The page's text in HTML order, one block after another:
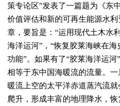
策专论区”发表了一篇题为《东
价值评估和新的可再生能源水
章，要旨是：“运用现代土木水
海洋运河”，“恢复胶莱海峡在
功能”。如果有了“胶莱海洋运
相等于东中国海暖流的流量。一
暖流上空的太平洋赤道蒸汽流
爬升，形成丰富的地理降水，